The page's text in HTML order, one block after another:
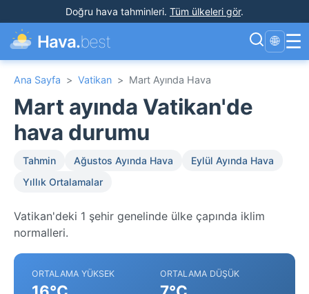
Doğru hava tahminleri. Tüm ülkeleri gör.
Hava.best 🌐 ☰
Ana Sayfa > Vatikan > Mart Ayında Hava
Mart ayında Vatikan'de
hava durumu
Tahmin Ağustos Ayında Hava
Eylül Ayında Hava
Yıllık Ortalamalar
Vatikan'deki 1 şehir genelinde ülke çapında iklim
normalleri.
ORTALAMA YÜKSEK ORTALAMA DÜŞÜK